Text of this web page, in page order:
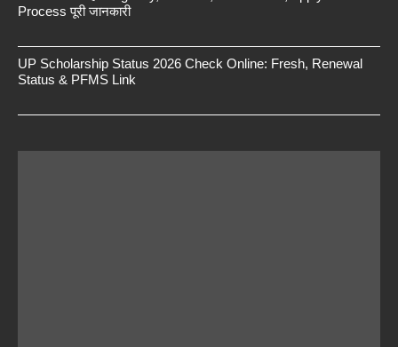
Process पूरी जानकारी
UP Scholarship Status 2026 Check Online: Fresh, Renewal
Status & PFMS Link